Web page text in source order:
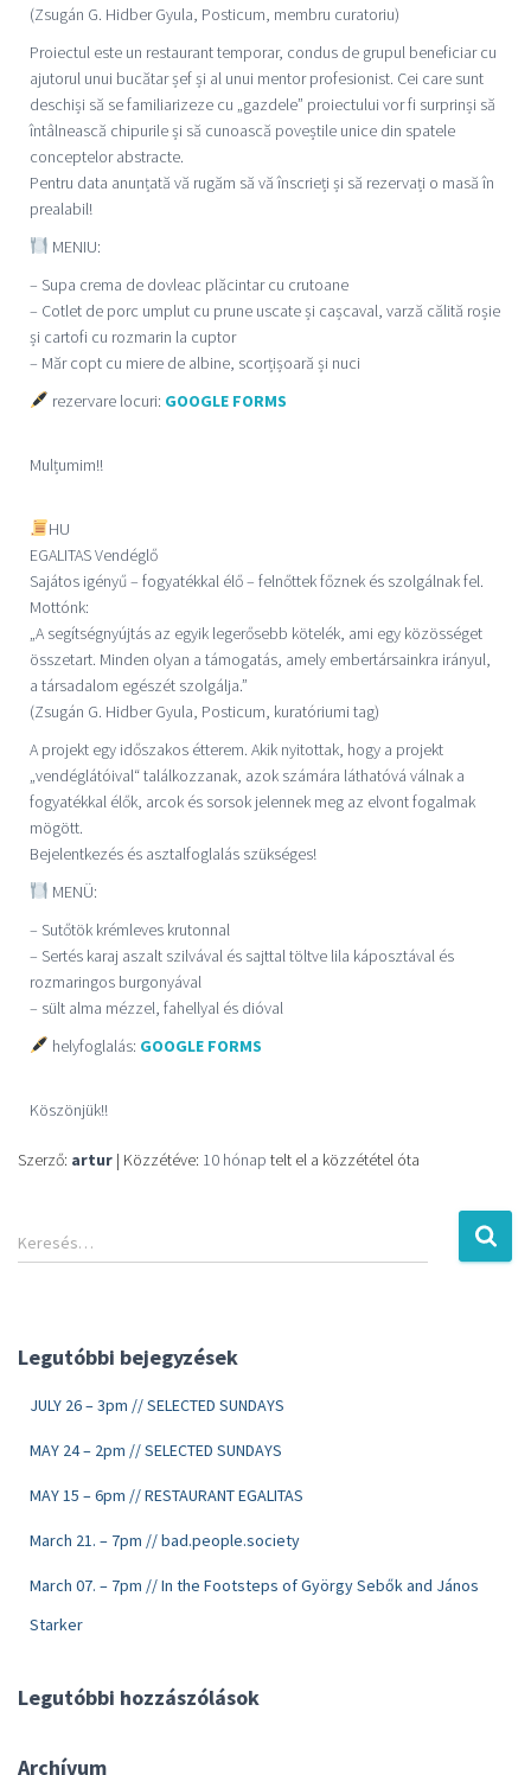
(Zsugán G. Hidber Gyula, Posticum, membru curatoriu)
Proiectul este un restaurant temporar, condus de grupul beneficiar cu
ajutorul unui bucătar șef și al unui mentor profesionist. Cei care sunt
deschiși să se familiarizeze cu „gazdele” proiectului vor fi surprinși să
întâlnească chipurile și să cunoască poveștile unice din spatele
conceptelor abstracte.
Pentru data anunțată vă rugăm să vă înscrieți și să rezervați o masă în
prealabil!
MENIU:
– Supa crema de dovleac plăcintar cu crutoane
– Cotlet de porc umplut cu prune uscate și cașcaval, varză călită roșie
și cartofi cu rozmarin la cuptor
– Măr copt cu miere de albine, scorțișoară și nuci
rezervare locuri: GOOGLE FORMS
Mulțumim!!
HU
EGALITAS Vendéglő
Sajátos igényű – fogyatékkal élő – felnőttek főznek és szolgálnak fel.
Mottónk:
„A segítségnyújtás az egyik legerősebb kötelék, ami egy közösséget
összetart. Minden olyan a támogatás, amely embertársainkra irányul,
a társadalom egészét szolgálja.”
(Zsugán G. Hidber Gyula, Posticum, kuratóriumi tag)
A projekt egy időszakos étterem. Akik nyitottak, hogy a projekt
„vendéglátóival“ találkozzanak, azok számára láthatóvá válnak a
fogyatékkal élők, arcok és sorsok jelennek meg az elvont fogalmak
mögött.
Bejelentkezés és asztalfoglalás szükséges!
MENÜ:
– Sutőtök krémleves krutonnal
– Sertés karaj aszalt szilvával és sajttal töltve lila káposztával és
rozmaringos burgonyával
– sült alma mézzel, fahellyal és dióval
helyfoglalás: GOOGLE FORMS
Köszönjük!!
Szerző: artur | Közzétéve: 10 hónap telt el a közzététel óta
Keresés…
Legutóbbi bejegyzések
JULY 26 – 3pm // SELECTED SUNDAYS
MAY 24 – 2pm // SELECTED SUNDAYS
MAY 15 – 6pm // RESTAURANT EGALITAS
March 21. – 7pm // bad.people.society
March 07. – 7pm // In the Footsteps of György Sebők and János
Starker
Legutóbbi hozzászólások
Archívum